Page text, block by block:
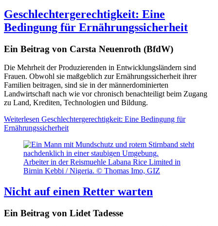
Geschlechtergerechtigkeit: Eine
Bedingung für Ernährungssicherheit
Ein Beitrag von Carsta Neuenroth (BfdW)
Die Mehrheit der Produzierenden in Entwicklungsländern sind
Frauen. Obwohl sie maßgeblich zur Ernährungssicherheit ihrer
Familien beitragen, sind sie in der männerdominierten
Landwirtschaft nach wie vor chronisch benachteiligt beim Zugang
zu Land, Krediten, Technologien und Bildung.
Weiterlesen Geschlechtergerechtigkeit: Eine Bedingung für
Ernährungssicherheit
Arbeiter in der Reismuehle Labana Rice Limited in
Birnin Kebbi / Nigeria. © Thomas Imo, GIZ
Nicht auf einen Retter warten
Ein Beitrag von Lidet Tadesse